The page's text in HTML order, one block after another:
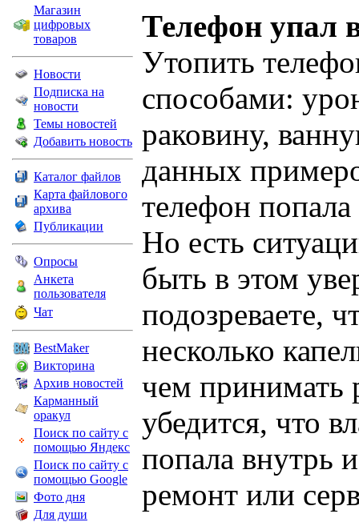
Магазин
цифровых
товаров
Новости
Подписка на
новости
Темы новостей
Добавить новость
Каталог файлов
Карта файлового
архива
Публикации
Опросы
Анкета
пользователя
Чат
BestMaker
Викторина
Архив новостей
Карманный
оракул
Поиск по сайту с
помощью Яндекс
Поиск по сайту с
помощью Google
Фото дня
Для души
Телефон упал
Утопить
способами:
раковину,
данных
телефон попала
Но есть
быть в этом
подозреваете,
несколько
чем принимать
убедится, что
попала внутрь
ремонт или